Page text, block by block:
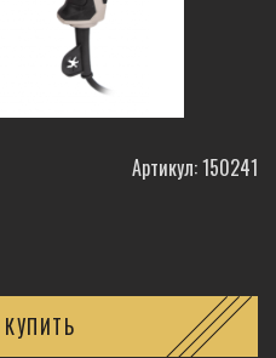
Артикул: 150241
КУПИТЬ